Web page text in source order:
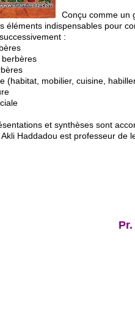
Conçu comme un
éléments indispensables pour
:
(habitat, mobilier, cuisine,
et synthèses sont
Haddadou est professeur de